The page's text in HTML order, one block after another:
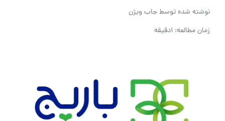
نوشته شده توسطجاب ویژن
زمان مطالعه: 1دقیقه